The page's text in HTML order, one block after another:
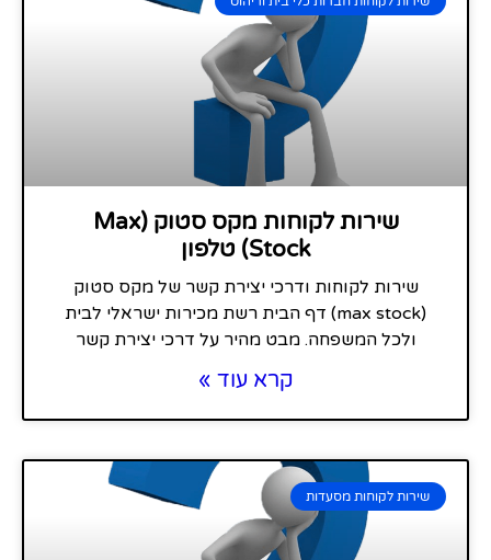
שירות לקוחות מקס סטוק (Max
Stock) טלפון
שירות לקוחות ודרכי יצירת קשר של מקס סטוק
(max stock) דף הבית רשת מכירות ישראלי לבית
ולכל המשפחה. מבט מהיר על דרכי יצירת קשר
קרא עוד »
שירות לקוחות מסעדות